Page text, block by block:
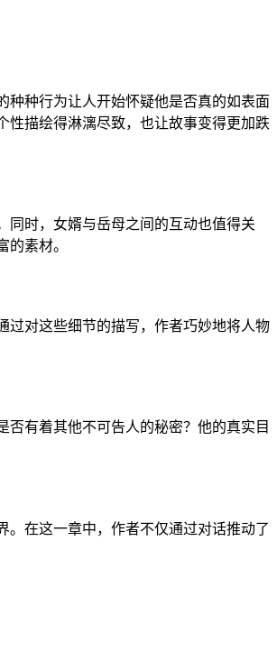
种种行为让人开始怀疑他是否真的如表面
性描绘得淋漓尽致，也让故事变得更加跌
同时，女婿与岳母之间的互动也值得关
素材。
过对这些细节的描写，作者巧妙地将人物
有着其他不可告人的秘密？他的真实目
在这一章中，作者不仅通过对话推动了